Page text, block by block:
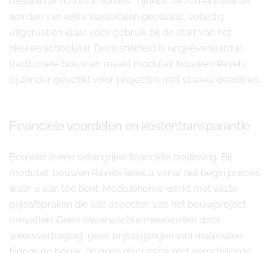
werden vier extra klaslokalen geplaatst, volledig
uitgerust en klaar voor gebruik bij de start van het
nieuwe schooljaar. Deze snelheid is ongeëvenaard in
traditionele bouw en maakt modulair bouwen Ravels
bijzonder geschikt voor projecten met strakke deadlines.
Financiële voordelen en kostentransparantie
Bouwen is een belangrijke financiële beslissing. Bij
modulair bouwen Ravels weet u vanaf het begin precies
waar u aan toe bent. Modulehome werkt met vaste
prijsafspraken die alle aspecten van het bouwproject
omvatten. Geen onverwachte meerkosten door
weersvertraging, geen prijsstijgingen van materialen